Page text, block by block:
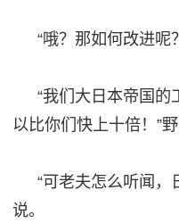
“哦？那如何改进呢
“我们大日本帝国
以比你们快上十倍！”
“可老夫怎么听闻，
说。